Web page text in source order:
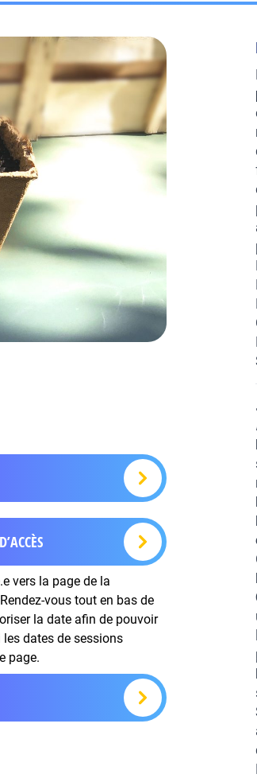
vers la page de la
vous tout en bas de
la date afin de pouvoir
dates de sessions
page.